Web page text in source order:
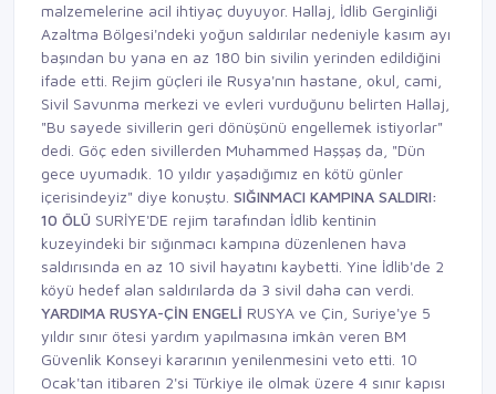
malzemelerine acil ihtiyaç duyuyor. Hallaj, İdlib Gerginliği
Azaltma Bölgesi'ndeki yoğun saldırılar nedeniyle kasım ayı
başından bu yana en az 180 bin sivilin yerinden edildiğini
ifade etti. Rejim güçleri ile Rusya'nın hastane, okul, cami,
Sivil Savunma merkezi ve evleri vurduğunu belirten Hallaj,
"Bu sayede sivillerin geri dönüşünü engellemek istiyorlar"
dedi. Göç eden sivillerden Muhammed Haşşaş da, "Dün
gece uyumadık. 10 yıldır yaşadığımız en kötü günler
içerisindeyiz" diye konuştu. SIĞINMACI KAMPINA SALDIRI:
10 ÖLÜ SURİYE'DE rejim tarafından İdlib kentinin
kuzeyindeki bir sığınmacı kampına düzenlenen hava
saldırısında en az 10 sivil hayatını kaybetti. Yine İdlib'de 2
köyü hedef alan saldırılarda da 3 sivil daha can verdi.
YARDIMA RUSYA-ÇİN ENGELİ RUSYA ve Çin, Suriye'ye 5
yıldır sınır ötesi yardım yapılmasına imkân veren BM
Güvenlik Konseyi kararının yenilenmesini veto etti. 10
Ocak'tan itibaren 2'si Türkiye ile olmak üzere 4 sınır kapısı